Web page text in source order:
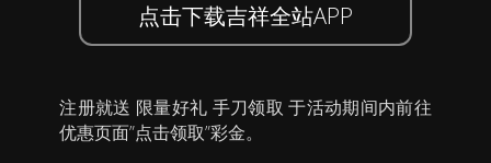
点击下载吉祥全站APP
注册就送 限量好礼 手刀领取 于活动期间内前往
优惠页面”点击领取”彩金。